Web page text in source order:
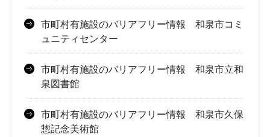
市町村有施設のバリアフリー情報 和泉市コミ
ュニティセンター
市町村有施設のバリアフリー情報 和泉市立和
泉図書館
市町村有施設のバリアフリー情報 和泉市久保
惣記念美術館